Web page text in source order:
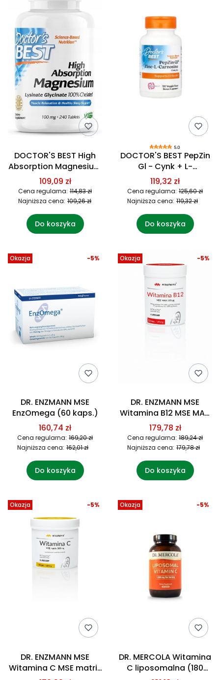
DOCTOR'S BEST High
Absorption Magnesium
- Magnez (240 tabl.)
109,09 zł
Cena regularna: 114,83 zł
Najniższa cena: 109,26 zł
Do koszyka
5.0
DOCTOR'S BEST PepZin
Gl - Cynk + L-
Karnozyna (120 kaps.)
119,32 zł
Cena regularna: 125,60 zł
Najniższa cena: 119,32 zł
Do koszyka
Okazja
DR. ENZMANN MSE
EnzOmega (60 kaps.)
160,74 zł
Cena regularna: 169,20 zł
-5%
Najniższa cena: 162,01 zł
Do koszyka
Okazja
DR. ENZMANN MSE
Witamina B12 MSE MAX
(120 kaps.)
179,78 zł
Cena regularna: 189,24 zł
-5%
Najniższa cena: 179,78 zł
Do koszyka
Okazja
DR. ENZMANN MSE
Witamina C MSE matrix
-5% Okazja
DR. MERCOLA Witamina
C liposomalna (180
-5%